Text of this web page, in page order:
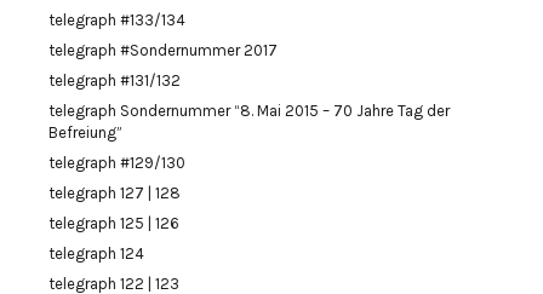
telegraph #133/134
telegraph #Sondernummer 2017
telegraph #131/132
telegraph Sondernummer “8. Mai 2015 – 70 Jahre Tag der
Befreiung”
telegraph #129/130
telegraph 127 | 128
telegraph 125 | 126
telegraph 124
telegraph 122 | 123